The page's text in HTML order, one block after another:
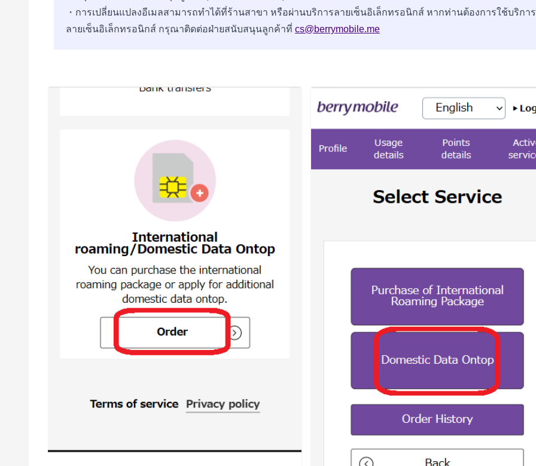
・การเปลี่ยนแปลงอีเมลสามารถทำได้ที่ร้านสาขา หรือผ่านบริการลายเซ็นอิเล็กทรอนิกส์ หากท่านต้องการใช้บริการ
ลายเซ็นอิเล็กทรอนิกส์ กรุณาติดต่อฝ่ายสนับสนุนลูกค้าที่ cs@berrymobile.me